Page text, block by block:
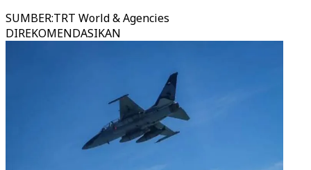
SUMBER:TRT World & Agencies
DIREKOMENDASIKAN